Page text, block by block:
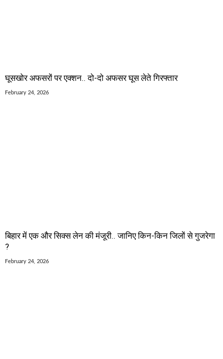
घूसखोर अफसरों पर एक्शन.. दो-दो अफसर घूस लेते गिरफ्तार
February 24, 2026
बिहार में एक और सिक्स लेन की मंजूरी.. जानिए किन-किन जिलों से गुजरेगा
?
February 24, 2026